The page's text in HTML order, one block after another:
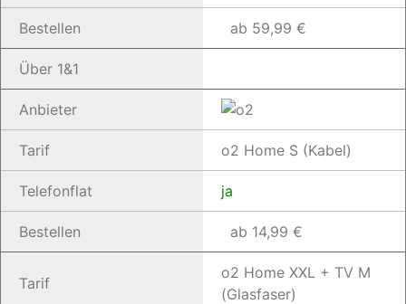
Bestellen ab 59,99 €
Über 1&1
Anbieter
Tarif o2 Home S (Kabel)
Telefonflat ja
Bestellen ab 14,99 €
Tarif
o2 Home XXL + TV M
(Glasfaser)